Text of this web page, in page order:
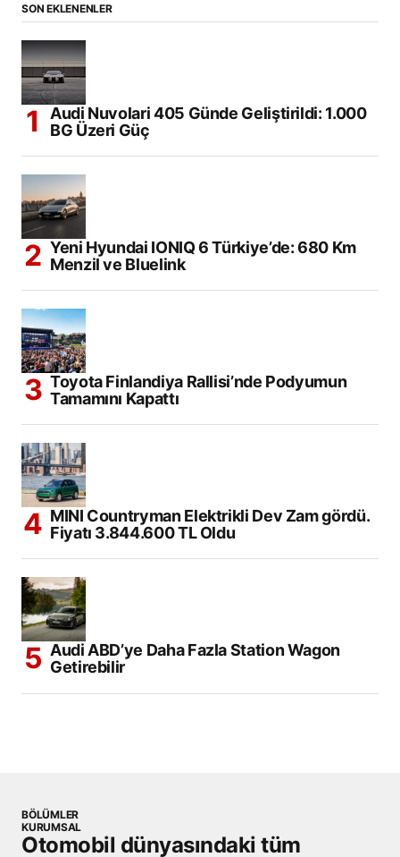
SON EKLENENLER
Audi Nuvolari 405 Günde Geliştirildi: 1.000
BG Üzeri Güç
Yeni Hyundai IONIQ 6 Türkiye’de: 680 Km
Menzil ve Bluelink
Toyota Finlandiya Rallisi’nde Podyumun
Tamamını Kapattı
MINI Countryman Elektrikli Dev Zam gördü.
Fiyatı 3.844.600 TL Oldu
Audi ABD’ye Daha Fazla Station Wagon
Getirebilir
BÖLÜMLER
KURUMSAL
Otomobil dünyasındaki tüm